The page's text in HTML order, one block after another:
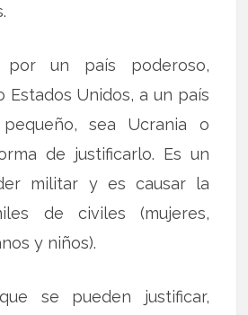
por un país poderoso,
Estados Unidos, a un país
sea Ucrania o
de justificarlo. Es un
militar y es causar la
de civiles (mujeres,
y niños).
se pueden justificar,